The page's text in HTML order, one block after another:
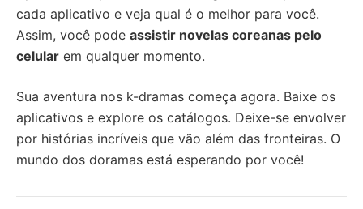
cada aplicativo e veja qual é o melhor para você.
Assim, você pode assistir novelas coreanas pelo
celular em qualquer momento.
Sua aventura nos k-dramas começa agora. Baixe os
aplicativos e explore os catálogos. Deixe-se envolver
por histórias incríveis que vão além das fronteiras. O
mundo dos doramas está esperando por você!